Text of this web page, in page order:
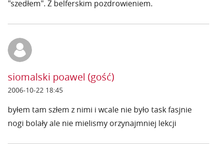
"szedłem". Z belferskim pozdrowieniem.
siomalski poawel (gość)
2006-10-22 18:45
byłem tam szłem z nimi i wcale nie było task fasjnie
nogi bolały ale nie mielismy orzynajmniej lekcji